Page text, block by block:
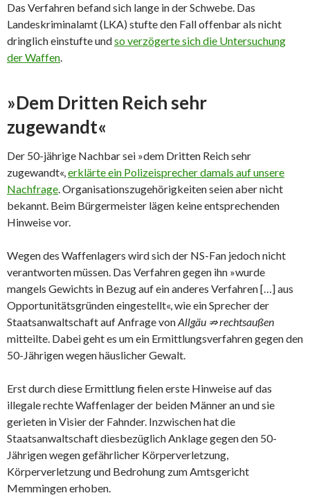
Das Verfahren befand sich lange in der Schwebe. Das
Landeskriminalamt (LKA) stufte den Fall offenbar als nicht
dringlich einstufte undso verzögerte sich die Untersuchung
der Waffen.
»Dem Dritten Reich sehr
zugewandt«
Der 50-jährige Nachbar sei »dem Dritten Reich sehr
zugewandt«,erklärte ein Polizeisprecher damals auf unsere
Nachfrage. Organisationszugehörigkeiten seien aber nicht
bekannt. Beim Bürgermeister lägen keine entsprechenden
Hinweise vor.
Wegen des Waffenlagers wird sich der NS-Fan jedoch nicht
verantworten müssen. Das Verfahren gegen ihn »wurde
mangels Gewichts in Bezug auf ein anderes Verfahren […] aus
Opportunitätsgründen eingestellt«, wie ein Sprecher der
Staatsanwaltschaft auf Anfrage vonAllgäu ⇏ rechtsaußen
mitteilte. Dabei geht es um ein Ermittlungsverfahren gegen den
50-Jährigen wegen häuslicher Gewalt.
Erst durch diese Ermittlung fielen erste Hinweise auf das
illegale rechte Waffenlager der beiden Männer an und sie
gerieten in Visier der Fahnder. Inzwischen hat die
Staatsanwaltschaft diesbezüglich Anklage gegen den 50-
Jährigen wegen gefährlicher Körperverletzung,
Körperverletzung und Bedrohung zum Amtsgericht
Memmingen erhoben.